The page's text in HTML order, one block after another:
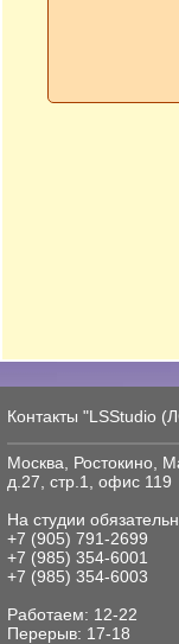
Контакты "LSStudio
Москва, Ростокино,
д.27, стр.1, офис 119
На студии
+7 (905) 791-2699
+7 (985) 354-6001
+7 (985) 354-6003
Работаем: 12-22
Перерыв: 17-18